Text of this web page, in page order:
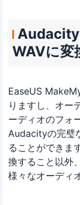
Audacity
WAVに変
EaseUS
りますし、オー
ーディオのフォ
Audacityの完璧
ることができま
換すること以外
様々なオーディ